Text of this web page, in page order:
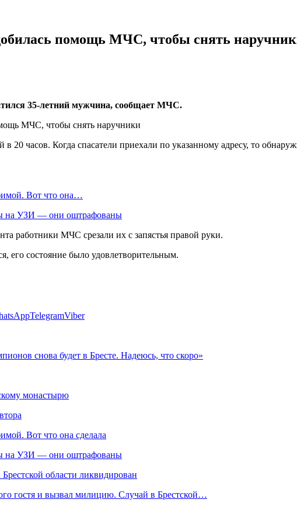
помощь МЧС, чтобы снять
35-летний мужчина, сообщает МЧС.
20 часов. Когда спасатели приехали по указанному адресу, то
Вот что она…
на УЗИ — они оштрафованы
работники МЧС срезали их с запястья правой руки.
его состояние было удовлетворительным.
TelegramViber
снова будет в Бресте. Надеюсь, что скоро»
монастырю
Вот что она сделала
на УЗИ — они оштрафованы
области ликвидирован
гостя и вызвал милицию. Случай в Брестской…